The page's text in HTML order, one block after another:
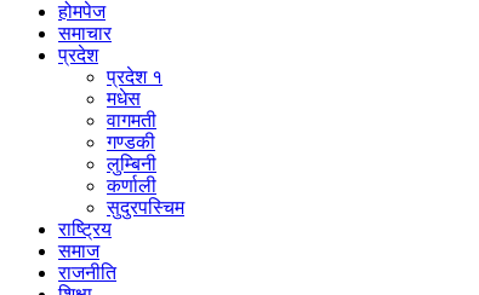
होमपेज
समाचार
प्रदेश
प्रदेश १
मधेस
वागमती
गण्डकी
लुम्बिनी
कर्णाली
सुदुरपस्चिम
राष्ट्रिय
समाज
राजनीति